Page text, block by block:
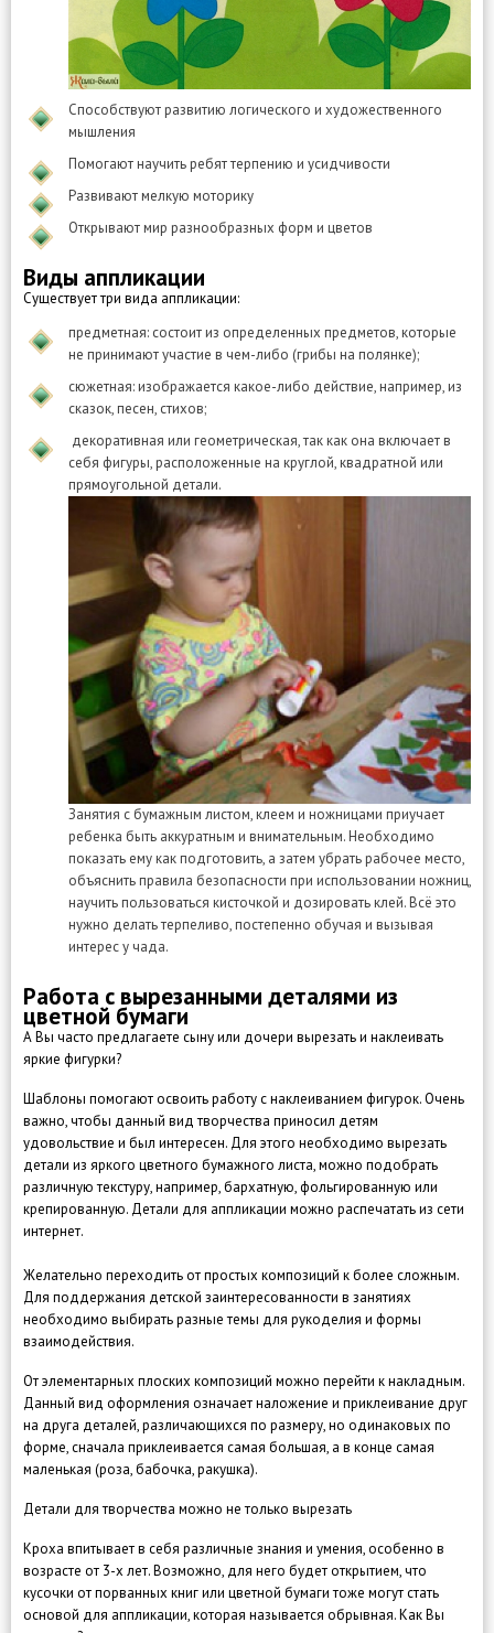
Способствуют развитию логического и художественного
мышления
Помогают научить ребят терпению и усидчивости
Развивают мелкую моторику
Открывают мир разнообразных форм и цветов
Виды аппликации
Существует три вида аппликации:
предметная: состоит из определенных предметов, которые
не принимают участие в чем-либо (грибы на полянке);
сюжетная: изображается какое-либо действие, например, из
сказок, песен, стихов;
декоративная или геометрическая, так как она включает в
себя фигуры, расположенные на круглой, квадратной или
прямоугольной детали.
Занятия с бумажным листом, клеем и ножницами приучает
ребенка быть аккуратным и внимательным. Необходимо
показать ему как подготовить, а затем убрать рабочее место,
объяснить правила безопасности при использовании ножниц,
научить пользоваться кисточкой и дозировать клей. Всё это
нужно делать терпеливо, постепенно обучая и вызывая
интерес у чада.
Работа с вырезанными деталями из
цветной бумаги
А Вы часто предлагаете сыну или дочери вырезать и наклеивать
яркие фигурки?
Шаблоны помогают освоить работу с наклеиванием фигурок. Очень
важно, чтобы данный вид творчества приносил детям
удовольствие и был интересен. Для этого необходимо вырезать
детали из яркого цветного бумажного листа, можно подобрать
различную текстуру, например, бархатную, фольгированную или
крепированную. Детали для аппликации можно распечатать из сети
интернет.
Желательно переходить от простых композиций к более сложным.
Для поддержания детской заинтересованности в занятиях
необходимо выбирать разные темы для рукоделия и формы
взаимодействия.
От элементарных плоских композиций можно перейти к накладным.
Данный вид оформления означает наложение и приклеивание друг
на друга деталей, различающихся по размеру, но одинаковых по
форме, сначала приклеивается самая большая, а в конце самая
маленькая (роза, бабочка, ракушка).
Детали для творчества можно не только вырезать
Кроха впитывает в себя различные знания и умения, особенно в
возрасте от 3-х лет. Возможно, для него будет открытием, что
кусочки от порванных книг или цветной бумаги тоже могут стать
основой для аппликации, которая называется обрывная. Как Вы